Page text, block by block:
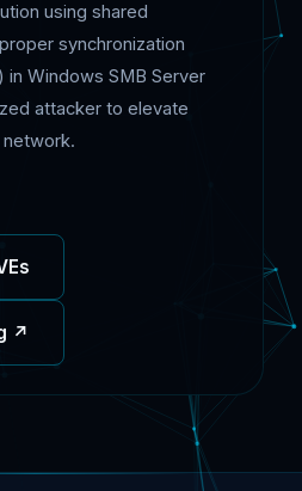
using shared
synchronization
Windows SMB Server
attacker to elevate
↗